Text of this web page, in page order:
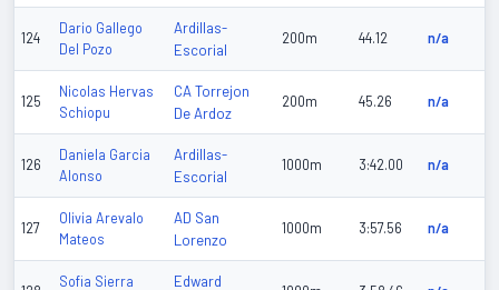
124
Dario Gallego
Del Pozo
Ardillas-
Escorial
200m 44.12 n/a
125
Nicolas Hervas
Schiopu
CA Torrejon
De Ardoz
200m 45.26 n/a
126
Daniela Garcia
Alonso
Ardillas-
Escorial
1000m 3:42.00 n/a
127
Olivia Arevalo
Mateos
AD San
Lorenzo
1000m 3:57.56 n/a
Sofia Sierra
Edward